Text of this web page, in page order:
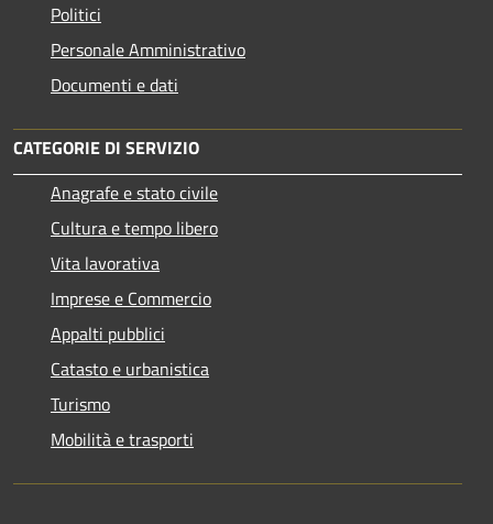
Politici
Personale Amministrativo
Documenti e dati
CATEGORIE DI SERVIZIO
Anagrafe e stato civile
Cultura e tempo libero
Vita lavorativa
Imprese e Commercio
Appalti pubblici
Catasto e urbanistica
Turismo
Mobilità e trasporti